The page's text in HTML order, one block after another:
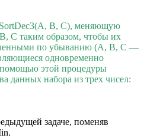
B, C), меняющую
C таким образом, чтобы их
по убыванию (A, B, C —
одновременно
этой процедуры
данных набора из трех чисел:
задаче, поменяв